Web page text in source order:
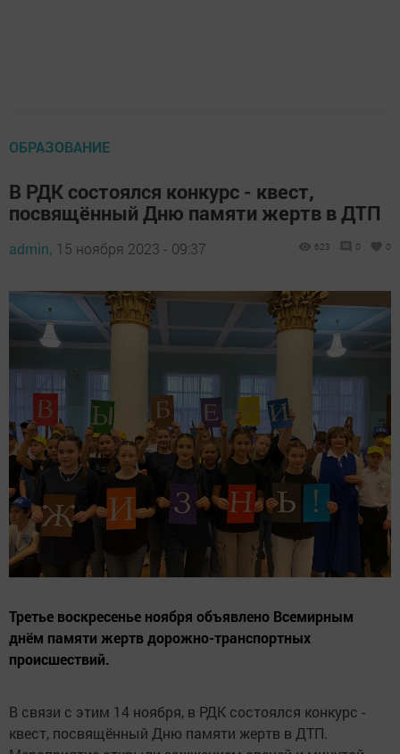
ОБРАЗОВАНИЕ
В РДК состоялся конкурс - квест,
посвящённый Дню памяти жертв в ДТП
admin, 15 ноября 2023 - 09:37 623 0 0
Третье воскресенье ноября объявлено Всемирным
днём памяти жертв дорожно-транспортных
происшествий.
В связи с этим 14 ноября, в РДК состоялся конкурс -
квест, посвящённый Дню памяти жертв в ДТП.